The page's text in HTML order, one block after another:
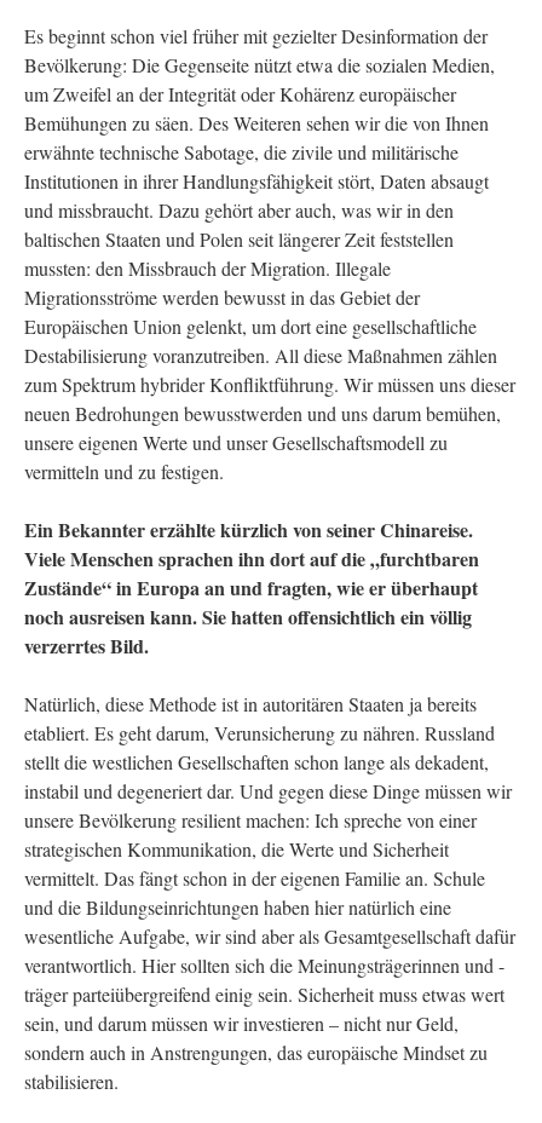
Es beginnt schon viel früher mit gezielter Desinformation der
Bevölkerung: Die Gegenseite nützt etwa die sozialen Medien,
um Zweifel an der Integrität oder Kohärenz europäischer
Bemühungen zu säen. Des Weiteren sehen wir die von Ihnen
erwähnte technische Sabotage, die zivile und militärische
Institutionen in ihrer Handlungsfähigkeit stört, Daten absaugt
und missbraucht. Dazu gehört aber auch, was wir in den
baltischen Staaten und Polen seit längerer Zeit feststellen
mussten: den Missbrauch der Migration. Illegale
Migrationsströme werden bewusst in das Gebiet der
Europäischen Union gelenkt, um dort eine gesellschaftliche
Destabilisierung voranzutreiben. All diese Maßnahmen zählen
zum Spektrum hybrider Konfliktführung. Wir müssen uns dieser
neuen Bedrohungen bewusstwerden und uns darum bemühen,
unsere eigenen Werte und unser Gesellschaftsmodell zu
vermitteln und zu festigen.
Ein Bekannter erzählte kürzlich von seiner Chinareise.
Viele Menschen sprachen ihn dort auf die „furchtbaren
Zustände“ in Europa an und fragten, wie er überhaupt
noch ausreisen kann. Sie hatten offensichtlich ein völlig
verzerrtes Bild.
Natürlich, diese Methode ist in autoritären Staaten ja bereits
etabliert. Es geht darum, Verunsicherung zu nähren. Russland
stellt die westlichen Gesellschaften schon lange als dekadent,
instabil und degeneriert dar. Und gegen diese Dinge müssen wir
unsere Bevölkerung resilient machen: Ich spreche von einer
strategischen Kommunikation, die Werte und Sicherheit
vermittelt. Das fängt schon in der eigenen Familie an. Schule
und die Bildungseinrichtungen haben hier natürlich eine
wesentliche Aufgabe, wir sind aber als Gesamtgesellschaft dafür
verantwortlich. Hier sollten sich die Meinungsträgerinnen und -
träger parteiübergreifend einig sein. Sicherheit muss etwas wert
sein, und darum müssen wir investieren – nicht nur Geld,
sondern auch in Anstrengungen, das europäische Mindset zu
stabilisieren.